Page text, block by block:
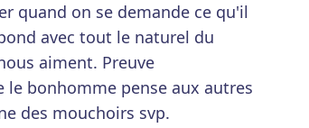
quand on se demande ce qu'il
avec tout le naturel du
aiment. Preuve
bonhomme pense aux autres
des mouchoirs svp.